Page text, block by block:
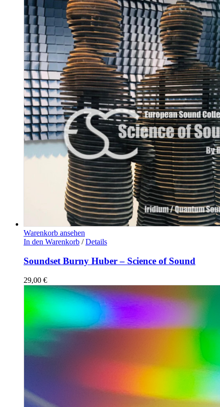
Warenkorb ansehen
In den Warenkorb / Details
Soundset Burny Huber – Science of Sound
29,00 €